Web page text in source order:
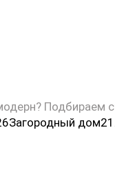
Подбираем
Загородный дом2